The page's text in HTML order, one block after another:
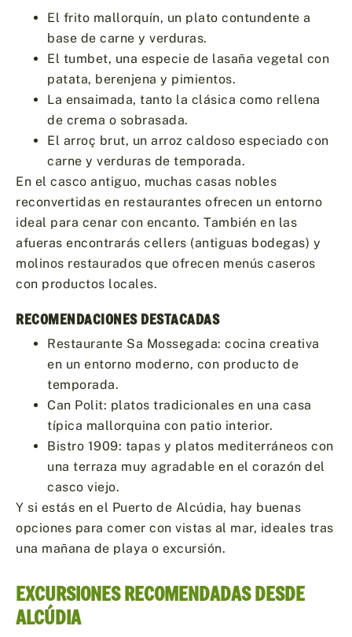
El frito mallorquín, un plato contundente a
base de carne y verduras.
El tumbet, una especie de lasaña vegetal con
patata, berenjena y pimientos.
La ensaimada, tanto la clásica como rellena
de crema o sobrasada.
El arroç brut, un arroz caldoso especiado con
carne y verduras de temporada.
En el casco antiguo, muchas casas nobles
reconvertidas en restaurantes ofrecen un entorno
ideal para cenar con encanto. También en las
afueras encontrarás cellers (antiguas bodegas) y
molinos restaurados que ofrecen menús caseros
con productos locales.
RECOMENDACIONES DESTACADAS
Restaurante Sa Mossegada: cocina creativa
en un entorno moderno, con producto de
temporada.
Can Polit: platos tradicionales en una casa
típica mallorquina con patio interior.
Bistro 1909: tapas y platos mediterráneos con
una terraza muy agradable en el corazón del
casco viejo.
Y si estás en el Puerto de Alcúdia, hay buenas
opciones para comer con vistas al mar, ideales tras
una mañana de playa o excursión.
EXCURSIONES RECOMENDADAS DESDE
ALCÚDIA